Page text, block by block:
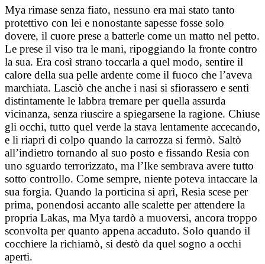
Mya rimase senza fiato, nessuno era mai stato tanto
protettivo con lei e nonostante sapesse fosse solo
dovere, il cuore prese a batterle come un matto nel petto.
Le prese il viso tra le mani, ripoggiando la fronte contro
la sua. Era così strano toccarla a quel modo, sentire il
calore della sua pelle ardente come il fuoco che l’aveva
marchiata. Lasciò che anche i nasi si sfiorassero e sentì
distintamente le labbra tremare per quella assurda
vicinanza, senza riuscire a spiegarsene la ragione. Chiuse
gli occhi, tutto quel verde la stava lentamente accecando,
e li riaprì di colpo quando la carrozza si fermò. Saltò
all’indietro tornando al suo posto e fissando Resia con
uno sguardo terrorizzato, ma l’Ike sembrava avere tutto
sotto controllo. Come sempre, niente poteva intaccare la
sua forgia. Quando la porticina si aprì, Resia scese per
prima, ponendosi accanto alle scalette per attendere la
propria Lakas, ma Mya tardò a muoversi, ancora troppo
sconvolta per quanto appena accaduto. Solo quando il
cocchiere la richiamò, si destò da quel sogno a occhi
aperti.